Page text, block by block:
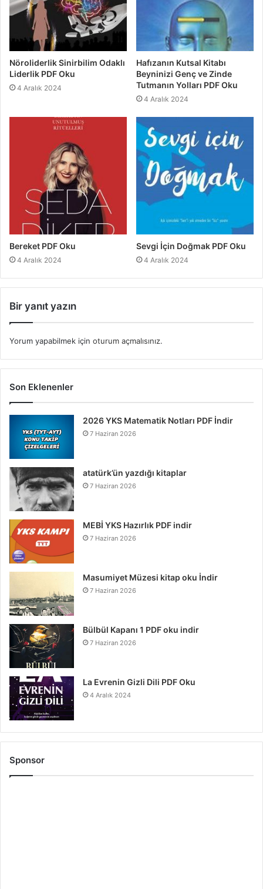
Nöroliderlik Sinirbilim Odaklı
Liderlik PDF Oku
4 Aralık 2024
Hafızanın Kutsal Kitabı
Beyninizi Genç ve Zinde
Tutmanın Yolları PDF Oku
4 Aralık 2024
Bereket PDF Oku
4 Aralık 2024
Sevgi İçin Doğmak PDF Oku
4 Aralık 2024
Bir yanıt yazın
Yorum yapabilmek için oturum açmalısınız.
Son Eklenenler
2026 YKS Matematik Notları PDF İndir
7 Haziran 2026
atatürk’ün yazdığı kitaplar
7 Haziran 2026
MEBİ YKS Hazırlık PDF indir
7 Haziran 2026
Masumiyet Müzesi kitap oku İndir
7 Haziran 2026
Bülbül Kapanı 1 PDF oku indir
7 Haziran 2026
La Evrenin Gizli Dili PDF Oku
4 Aralık 2024
Sponsor